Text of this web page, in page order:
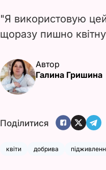
"Я використовую
щоразу пишно
Автор
Галина Гришина
Поділитися
квіти добрива